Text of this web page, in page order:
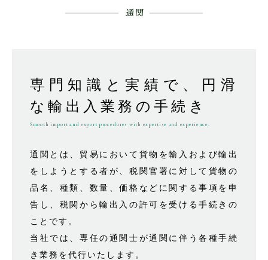
専門知識と実績で、円滑
な輸出入業務の手続き
Smooth import and export procedures with expertise and experience.
通関とは、貿易において貨物を輸入および輸出
をしようとする者が、税関官署に対して貨物の
品名、種類、数量、価格などに関する事項を申
告し、税関から輸出入の許可を受ける手続きの
ことです。
当社では、専任の通関士が通関に伴う各種手続
き業務を代行いたします。